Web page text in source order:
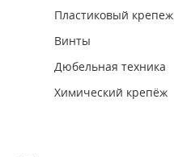
Пластиковый крепеж
Винты
Дюбельная техника
Химический крепёж